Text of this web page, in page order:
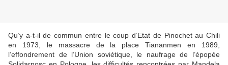
Qu’y a-t-il de commun entre le coup d’Etat de Pinochet au Chili
en 1973, le massacre de la place Tiananmen en 1989,
l’effondrement de l’Union soviétique, le naufrage de l’épopée